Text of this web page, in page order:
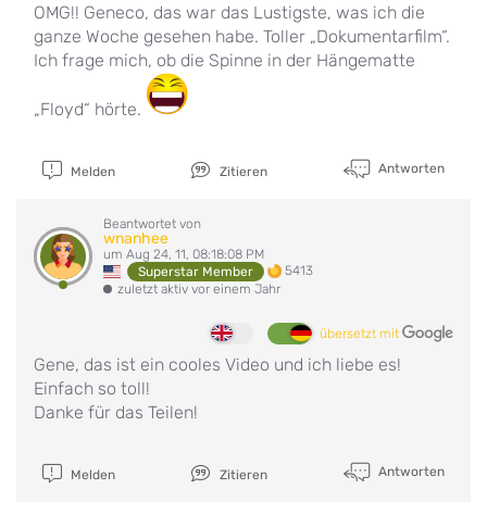
OMG!! Geneco, das war das Lustigste, was ich die
ganze Woche gesehen habe. Toller „Dokumentarfilm“.
Ich frage mich, ob die Spinne in der Hängematte
„Floyd“ hörte.
Melden Zitieren Antworten
Beantwortet von
wnanhee
um Aug 24, 11, 08:18:08 PM
Superstar Member
5413
zuletzt aktiv vor einem Jahr
übersetzt mit
Gene, das ist ein cooles Video und ich liebe es!
Einfach so toll!
Danke für das Teilen!
Melden Zitieren Antworten